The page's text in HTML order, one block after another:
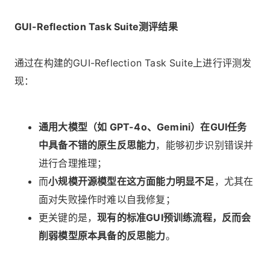
GUI-Reflection Task Suite测评结果
通过在构建的GUI-Reflection Task Suite上进行评测发
现：
通用大模型（如 GPT-4o、Gemini）在GUI任务
中具备不错的原生反思能力，能够初步识别错误并
进行合理推理；
而小规模开源模型在这方面能力明显不足 ，尤其在
面对失败操作时难以自我修复；
更关键的是，现有的标准GUI预训练流程，反而会
削弱模型原本具备的反思能力。